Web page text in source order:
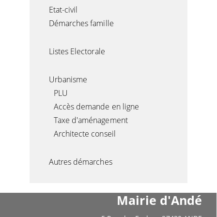
DON DU CORPS - PRÉLÈVEMENT D'ORGANES
Etat-civil
Démarches famille
Listes Electorale
Urbanisme
PLU
Accès demande en ligne
Taxe d'aménagement
Architecte conseil
Autres démarches
Mairie d'Andé